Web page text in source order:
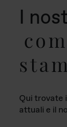
I
Qui trovate
attuali e il